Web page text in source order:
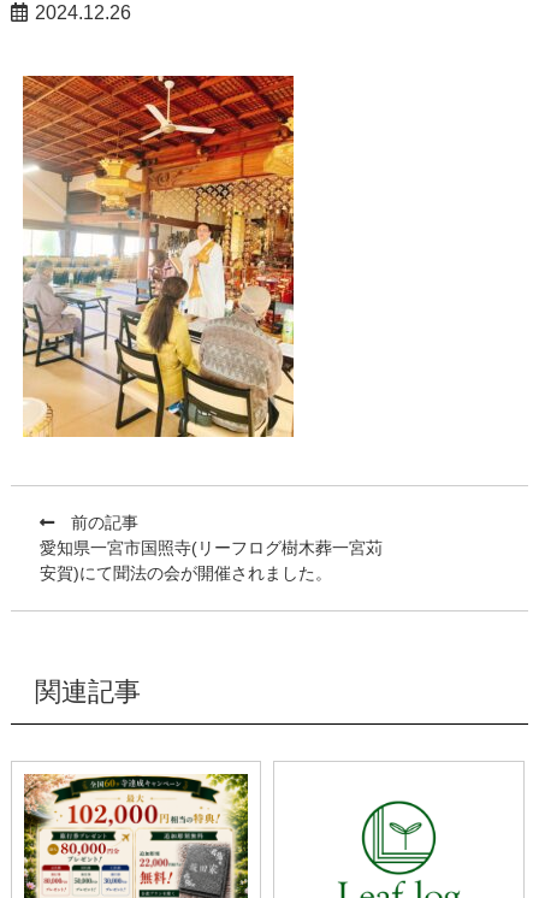
2024.12.26
前の記事
愛知県一宮市国照寺(リーフログ樹木葬一宮苅
安賀)にて聞法の会が開催されました。
関連記事